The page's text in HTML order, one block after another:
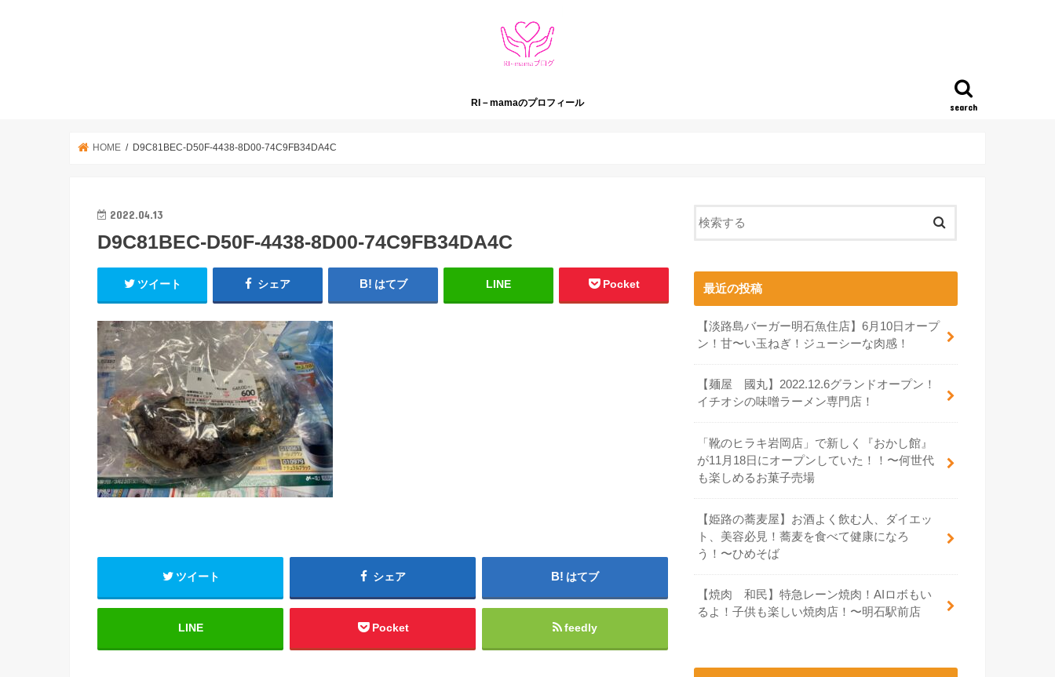
search
RI－mamaのプロフィール
HOME D9C81BEC-D50F-4438-8D00-74C9FB34DA4C
2022.04.13
D9C81BEC-D50F-4438-8D00-74C9FB34DA4C
ツイート シェア はてブ LINE Pocket
ツイート シェア はてブ
LINE Pocket feedly
最近の投稿
【淡路島バーガー明石魚住店】6月10日オープ
ン！甘〜い玉ねぎ！ジューシーな肉感！
【麺屋 國丸】2022.12.6グランドオープン！
イチオシの味噌ラーメン専門店！
「靴のヒラキ岩岡店」で新しく『おかし館』
が11月18日にオープンしていた！！〜何世代
も楽しめるお菓子売場
【姫路の蕎麦屋】お酒よく飲む人、ダイエッ
ト、美容必見！蕎麦を食べて健康になろ
う！〜ひめそば
【焼肉 和民】特急レーン焼肉！AIロボもい
るよ！子供も楽しい焼肉店！〜明石駅前店